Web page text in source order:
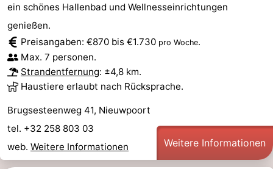
Denkmäler
-
Aussichtspunkte
Attraktionen
-
Bauernhöfe
-
Indoor-
-
ein schönes Hallenbad und Wellnesseinrichtungen
genießen.
Preisangaben: €870 bis €1.730 pro Woche.
Max. 7 personen.
Strandentfernung: ±4,8 km.
Haustiere erlaubt nach Rücksprache.
Brugsesteenweg 41, Nieuwpoort
tel. +32 258 803 03
web. Weitere Informationen Weitere Informationen